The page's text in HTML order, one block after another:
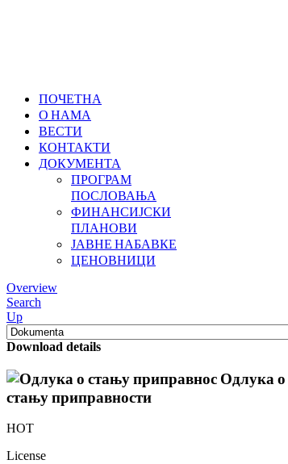
ПОЧЕТНА
О НАМА
ВЕСТИ
КОНТАКТИ
ДОКУМЕНТА
ПРОГРАМ
ПОСЛОВАЊА
ФИНАНСИЈСКИ
ПЛАНОВИ
ЈАВНЕ НАБАВКЕ
ЦЕНОВНИЦИ
Overview
Search
Up
Download details
Одлука о
стању приправности
HOT
License